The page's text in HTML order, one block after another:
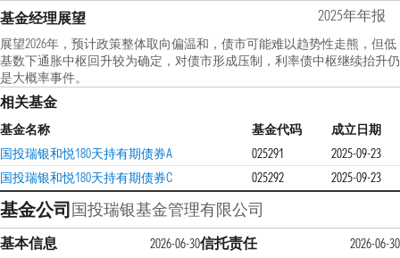
基金经理展望 2025年年报
展望2026年，预计政策整体取向偏温和，债市可能难以趋势性走熊，但低
基数下通胀中枢回升较为确定，对债市形成压制，利率债中枢继续抬升仍
是大概率事件。
相关基金
基金名称 基金代码
成立日期
国投瑞银和悦180天持有期债券A
025291
2025-09-23
国投瑞银和悦180天持有期债券C
025292 2025-09-23
基金公司国投瑞银基金管理有限公司
基本信息 2026-06-30信托责任 2026-06-30